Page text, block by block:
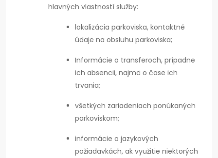
hlavných vlastností služby:
lokalizácia parkoviska, kontaktné
údaje na obsluhu parkoviska;
Informácie o transferoch, prípadne
ich absencii, najmä o čase ich
trvania;
všetkých zariadeniach ponúkaných
parkoviskom;
informácie o jazykových
požiadavkách, ak využitie niektorých